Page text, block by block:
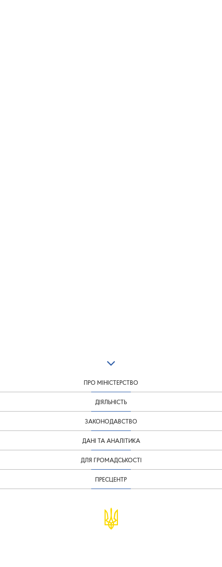
ПРО МІНІСТЕРСТВО
ДІЯЛЬНІСТЬ
ЗАКОНОДАВСТВО
ДАНІ ТА АНАЛІТИКА
ДЛЯ ГРОМАДСЬКОСТІ
ПРЕСЦЕНТР